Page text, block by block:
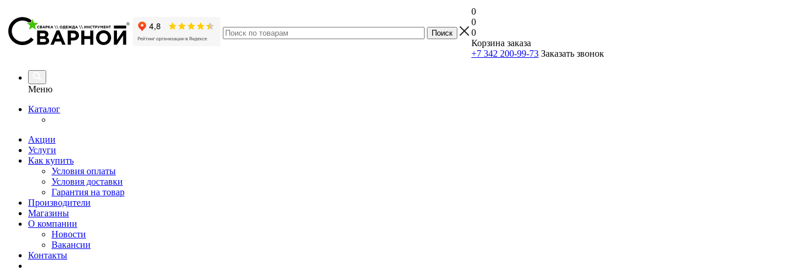
0
0
0
Корзина заказа
+7 342 200-99-73 Заказать звонок
Меню
Каталог
Акции
Услуги
Как купить
Условия оплаты
Условия доставки
Гарантия на товар
Производители
Магазины
О компании
Новости
Вакансии
Контакты